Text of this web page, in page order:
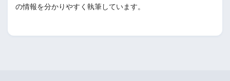
の情報を分かりやすく執筆しています。